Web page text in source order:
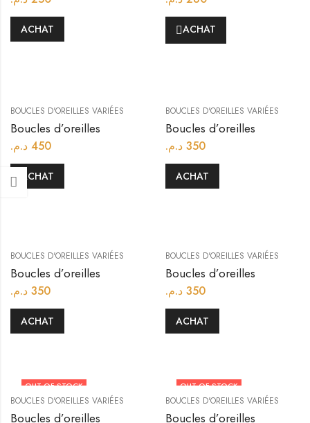
ACHAT ACHAT
BOUCLES D'OREILLES VARIÉES
Boucles d’oreilles
450 د.م.
ACHAT
BOUCLES D'OREILLES VARIÉES
Boucles d’oreilles
350 د.م.
ACHAT
BOUCLES D'OREILLES VARIÉES
Boucles d’oreilles
350 د.م.
ACHAT
BOUCLES D'OREILLES VARIÉES
Boucles d’oreilles
350 د.م.
ACHAT
OUT OF STOCK
BOUCLES D'OREILLES VARIÉES
Boucles d’oreilles
OUT OF STOCK
BOUCLES D'OREILLES VARIÉES
Boucles d’oreilles